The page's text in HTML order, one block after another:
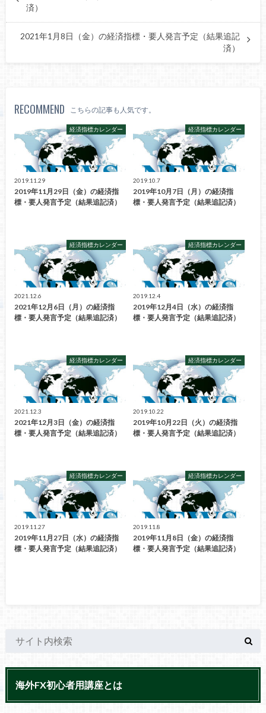
済）
2021年1月8日（金）の経済指標・要人発言予定（結果追記
済）
RECOMMEND こちらの記事も人気です。
経済指標カレンダー
2019.11.29
2019年11月29日（金）の経済指
標・要人発言予定（結果追記済）
経済指標カレンダー
2019.10.7
2019年10月7日（月）の経済指
標・要人発言予定（結果追記済）
経済指標カレンダー
2021.12.6
2021年12月6日（月）の経済指
標・要人発言予定（結果追記済）
経済指標カレンダー
2019.12.4
2019年12月4日（水）の経済指
標・要人発言予定（結果追記済）
経済指標カレンダー
2021.12.3
2021年12月3日（金）の経済指
標・要人発言予定（結果追記済）
経済指標カレンダー
2019.10.22
2019年10月22日（火）の経済指
標・要人発言予定（結果追記済）
経済指標カレンダー
2019.11.27
2019年11月27日（水）の経済指
標・要人発言予定（結果追記済）
経済指標カレンダー
2019.11.8
2019年11月8日（金）の経済指
標・要人発言予定（結果追記済）
海外FX初心者用講座とは